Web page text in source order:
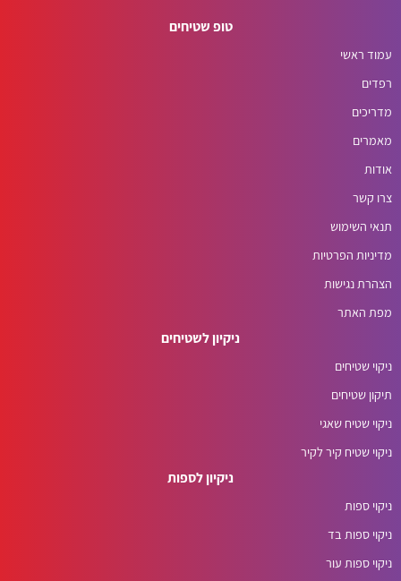
טופ שטיחים
עמוד ראשי
רפדים
מדריכים
מאמרים
אודות
צרו קשר
תנאי השימוש
מדיניות הפרטיות
הצהרת נגישות
מפת האתר
ניקיון לשטיחים
ניקוי שטיחים
תיקון שטיחים
ניקוי שטיח שאגי
ניקוי שטיח קיר לקיר
ניקיון לספות
ניקוי ספות
ניקוי ספות בד
ניקוי ספות עור